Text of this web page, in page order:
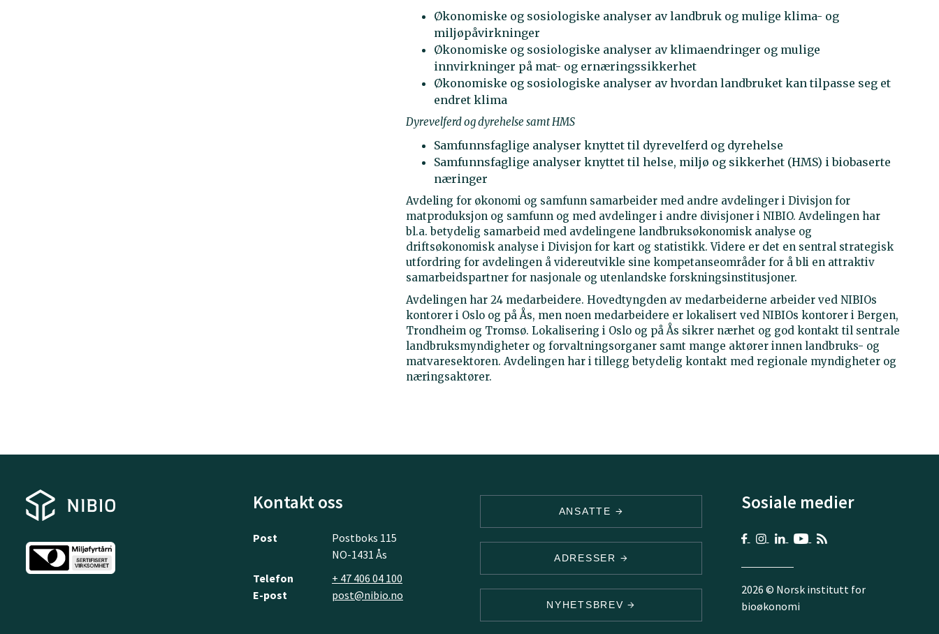
Økonomiske og sosiologiske analyser av landbruk og mulige klima- og
miljøpåvirkninger
Økonomiske og sosiologiske analyser av klimaendringer og mulige
innvirkninger på mat- og ernæringssikkerhet
Økonomiske og sosiologiske analyser av hvordan landbruket kan tilpasse seg et
endret klima
Dyrevelferd og dyrehelse samt HMS
Samfunnsfaglige analyser knyttet til dyrevelferd og dyrehelse
Samfunnsfaglige analyser knyttet til helse, miljø og sikkerhet (HMS) i biobaserte
næringer
Avdeling for økonomi og samfunn samarbeider med andre avdelinger i Divisjon for
matproduksjon og samfunn og med avdelinger i andre divisjoner i NIBIO. Avdelingen har
bl.a. betydelig samarbeid med avdelingene landbruksøkonomisk analyse og
driftsøkonomisk analyse i Divisjon for kart og statistikk. Videre er det en sentral strategisk
utfordring for avdelingen å videreutvikle sine kompetanseområder for å bli en attraktiv
samarbeidspartner for nasjonale og utenlandske forskningsinstitusjoner.
Avdelingen har 24 medarbeidere. Hovedtyngden av medarbeiderne arbeider ved NIBIOs
kontorer i Oslo og på Ås, men noen medarbeidere er lokalisert ved NIBIOs kontorer i Bergen,
Trondheim og Tromsø. Lokalisering i Oslo og på Ås sikrer nærhet og god kontakt til sentrale
landbruksmyndigheter og forvaltningsorganer samt mange aktører innen landbruks- og
matvaresektoren. Avdelingen har i tillegg betydelig kontakt med regionale myndigheter og
næringsaktører.
Kontakt oss
Post
Postboks 115
NO-1431 Ås
Telefon
+ 47 406 04 100
E-post
post@nibio.no
ANSATTE
ADRESSER
NYHETSBREV
Sosiale medier
2026 © Norsk institutt for
bioøkonomi